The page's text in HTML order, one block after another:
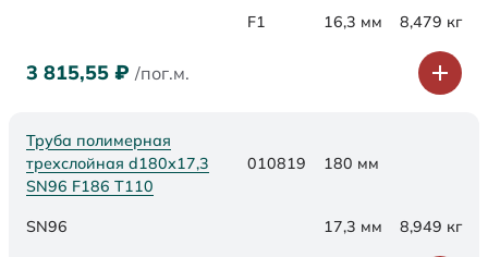
F1 16,3 мм 8,479 кг
3 815,55 ₽ /пог.м.
Труба полимерная
трехслойная d180х17,3
SN96 F186 Т110
010819 180 мм
SN96 17,3 мм 8,949 кг